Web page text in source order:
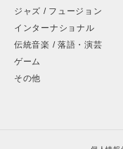
ジャズ / フュージョン
インターナショナル
伝統音楽 / 落語・演芸
ゲーム
その他